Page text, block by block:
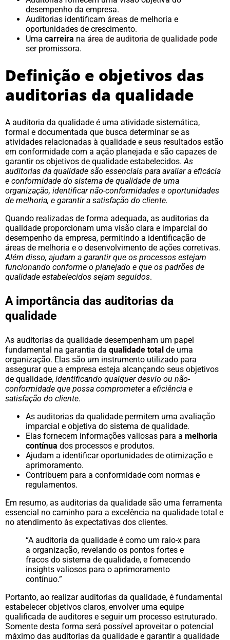
desempenho da empresa.
Auditorias identificam áreas de melhoria e
oportunidades de crescimento.
Uma carreira na área de auditoria de qualidade pode
ser promissora.
Definição e objetivos das
auditorias da qualidade
A auditoria da qualidade é uma atividade sistemática,
formal e documentada que busca determinar se as
atividades relacionadas à qualidade e seus resultados estão
em conformidade com a ação planejada e são capazes de
garantir os objetivos de qualidade estabelecidos.As
auditorias da qualidade são essenciais para avaliar a eficácia
e conformidade do sistema de qualidade de uma
organização, identificar não-conformidades e oportunidades
de melhoria, e garantir a satisfação do cliente.
Quando realizadas de forma adequada, as auditorias da
qualidade proporcionam uma visão clara e imparcial do
desempenho da empresa, permitindo a identificação de
áreas de melhoria e o desenvolvimento de ações corretivas.
Além disso, ajudam a garantir que os processos estejam
funcionando conforme o planejado e que os padrões de
qualidade estabelecidos sejam seguidos.
A importância das auditorias da
qualidade
As auditorias da qualidade desempenham um papel
fundamental na garantia da qualidade total de uma
organização. Elas são um instrumento utilizado para
assegurar que a empresa esteja alcançando seus objetivos
de qualidade, identificando qualquer desvio ou não-
conformidade que possa comprometer a eficiência e
satisfação do cliente.
As auditorias da qualidade permitem uma avaliação
imparcial e objetiva do sistema de qualidade.
Elas fornecem informações valiosas para a melhoria
contínua dos processos e produtos.
Ajudam a identificar oportunidades de otimização e
aprimoramento.
Contribuem para a conformidade com normas e
regulamentos.
Em resumo, as auditorias da qualidade são uma ferramenta
essencial no caminho para a excelência na qualidade total e
no atendimento às expectativas dos clientes.
“A auditoria da qualidade é como um raio-x para
a organização, revelando os pontos fortes e
fracos do sistema de qualidade, e fornecendo
insights valiosos para o aprimoramento
contínuo.”
Portanto, ao realizar auditorias da qualidade, é fundamental
estabelecer objetivos claros, envolver uma equipe
qualificada de auditores e seguir um processo estruturado.
Somente desta forma será possível aproveitar o potencial
máximo das auditorias da qualidade e garantir a qualidade